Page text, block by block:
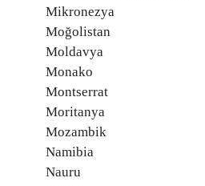
Mikronezya
Moğolistan
Moldavya
Monako
Montserrat
Moritanya
Mozambik
Namibia
Nauru